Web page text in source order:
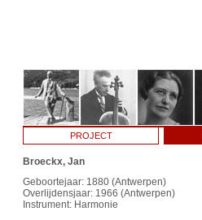
PROJECT
Broeckx, Jan
Geboortejaar: 1880 (Antwerpen)
Overlijdensjaar: 1966 (Antwerpen)
Instrument: Harmonie